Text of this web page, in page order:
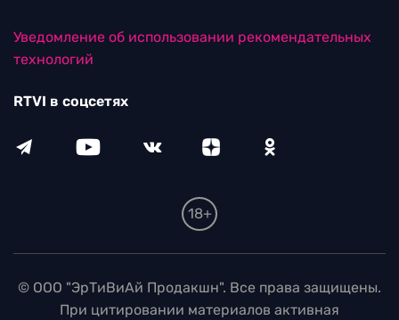
Уведомление об использовании рекомендательных
технологий
RTVI в соцсетях
18+
© ООО "ЭрТиВиАй Продакшн". Все права защищены.
При цитировании материалов активная